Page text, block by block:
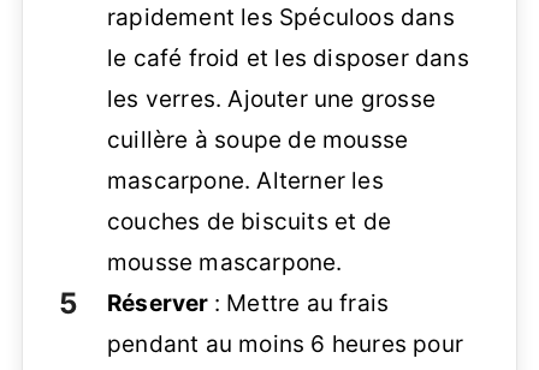
rapidement les Spéculoos dans
le café froid et les disposer dans
les verres. Ajouter une grosse
cuillère à soupe de mousse
mascarpone. Alterner les
couches de biscuits et de
mousse mascarpone.
Réserver : Mettre au frais
pendant au moins 6 heures pour